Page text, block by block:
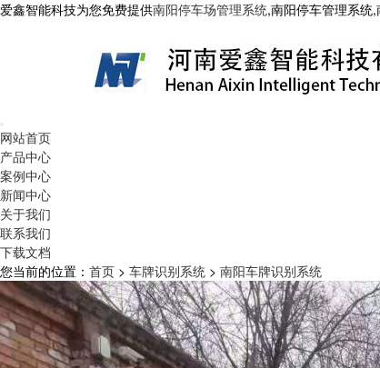
爱鑫智能科技为您免费提供南阳停车场管理系统,南阳停车管理系统
网站首页
产品中心
案例中心
新闻中心
关于我们
联系我们
下载文档
您当前的位置： 首页 > 车牌识别系统 > 南阳车牌识别系统